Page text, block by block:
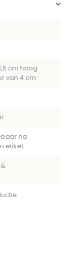
cm hoog
van 4 cm
na
etiket